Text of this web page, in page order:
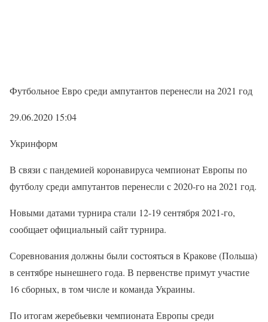
Футбольное Евро среди ампутантов перенесли на 2021 год
29.06.2020 15:04
Укринформ
В связи с пандемией коронавируса чемпионат Европы по
футболу среди ампутантов перенесли с 2020-го на 2021 год.
Новыми датами турнира стали 12-19 сентября 2021-го,
сообщает официальный сайт турнира.
Соревнования должны были состояться в Кракове (Польша)
в сентябре нынешнего года. В первенстве примут участие
16 сборных, в том числе и команда Украины.
По итогам жеребьевки чемпионата Европы среди